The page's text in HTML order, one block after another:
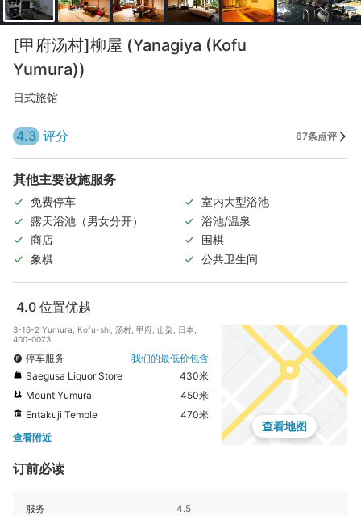
[甲府汤村]柳屋 (Yanagiya (Kofu
Yumura))
日式旅馆
4.3 评分 67条点评
其他主要设施服务
免费停车
室内大型浴池
露天浴池（男女分开）
浴池/温泉
商店
围棋
象棋
公共卫生间
4.0 位置优越
3-16-2 Yumura, Kofu-shi, 汤村, 甲府, 山梨, 日本,
400-0073
停车服务
我们的最低价包含
Saegusa Liquor Store
430米
Mount Yumura
450米
Entakuji Temple
470米
查看附近
查看地图
订前必读
服务 4.5